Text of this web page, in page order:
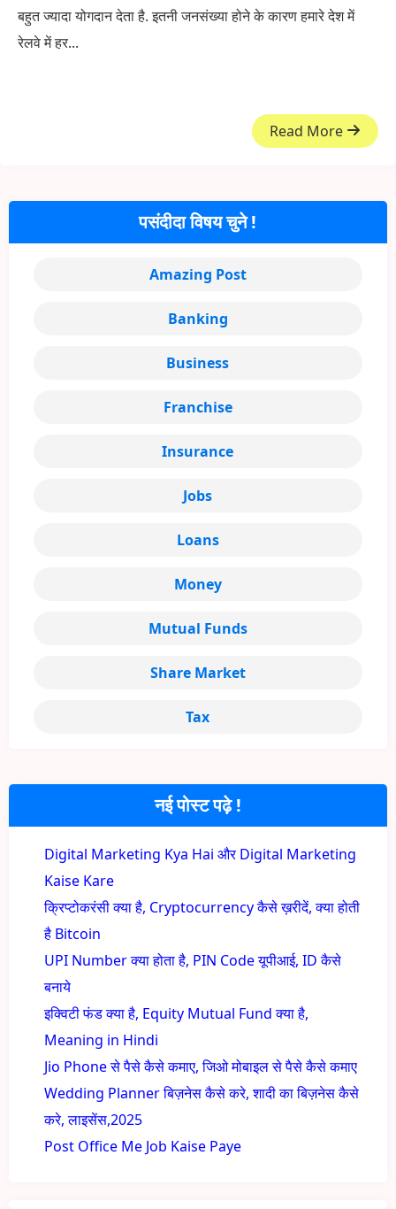
बहुत ज्यादा योगदान देता है. इतनी जनसंख्या होने के कारण हमारे देश में
रेलवे में हर...
Read More
नई पोस्ट पढ़े !
Digital Marketing Kya Hai और Digital Marketing
Kaise Kare
क्रिप्टोकरंसी क्या है, Cryptocurrency कैसे ख़रीदें, क्या होती
है Bitcoin
UPI Number क्या होता है, PIN Code यूपीआई, ID कैसे
बनाये
इक्विटी फंड क्या है, Equity Mutual Fund क्या है,
Meaning in Hindi
Jio Phone से पैसे कैसे कमाए, जिओ मोबाइल से पैसे कैसे कमाए
Wedding Planner बिज़नेस कैसे करे, शादी का बिज़नेस कैसे
करे, लाइसेंस,2025
Post Office Me Job Kaise Paye
पसंदीदा विषय चुने !
Amazing Post
Banking
Business
Franchise
Insurance
Jobs
Loans
Money
Mutual Funds
Share Market
Tax